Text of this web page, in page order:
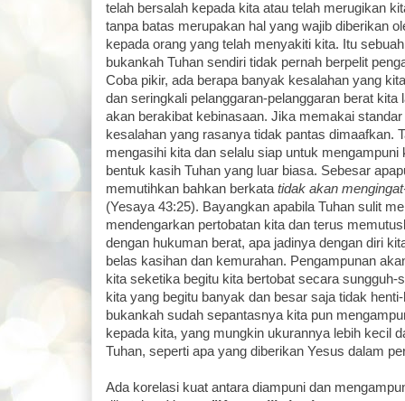
telah bersalah kepada kita atau telah merugikan
tanpa batas merupakan hal yang wajib diberikan
kepada orang yang telah menyakiti kita. Itu
bukankah Tuhan sendiri tidak pernah berpelit
Coba pikir, ada berapa banyak kesalahan yang
dan seringkali pelanggaran-pelanggaran berat
akan berakibat kebinasaan. Jika memakai
kesalahan yang rasanya tidak pantas dimaafkan.
mengasihi kita dan selalu siap untuk mengampuni
bentuk kasih Tuhan yang luar biasa. Sebesar
memutihkan bahkan berkata tidak akan
(Yesaya 43:25). Bayangkan apabila Tuhan sulit
mendengarkan pertobatan kita dan terus
dengan hukuman berat, apa jadinya dengan diri
belas kasihan dan kemurahan. Pengampunan
kita seketika begitu kita bertobat secara sungguh-
kita yang begitu banyak dan besar saja tidak
bukankah sudah sepantasnya kita pun
kepada kita, yang mungkin ukurannya lebih kecil
Tuhan, seperti apa yang diberikan Yesus dalam
Ada korelasi kuat antara diampuni dan